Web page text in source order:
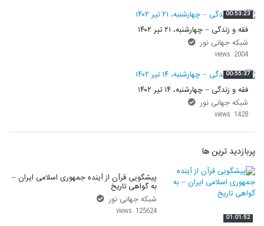
00:53:23
فقه و زندگی – چهارشنبه، ۲۱ تیر ۱۴۰۲
شبکه جهانی نور
2004 views
00:55:37
فقه و زندگی – چهارشنبه، ۱۴ تیر ۱۴۰۲
شبکه جهانی نور
1428 views
پربازدید ترین ها
01:01:52
پیشگویی قرآن از آینده جمهوری اسلامی ایران –
به گواهی تاریخ
شبکه جهانی نور
125624 views